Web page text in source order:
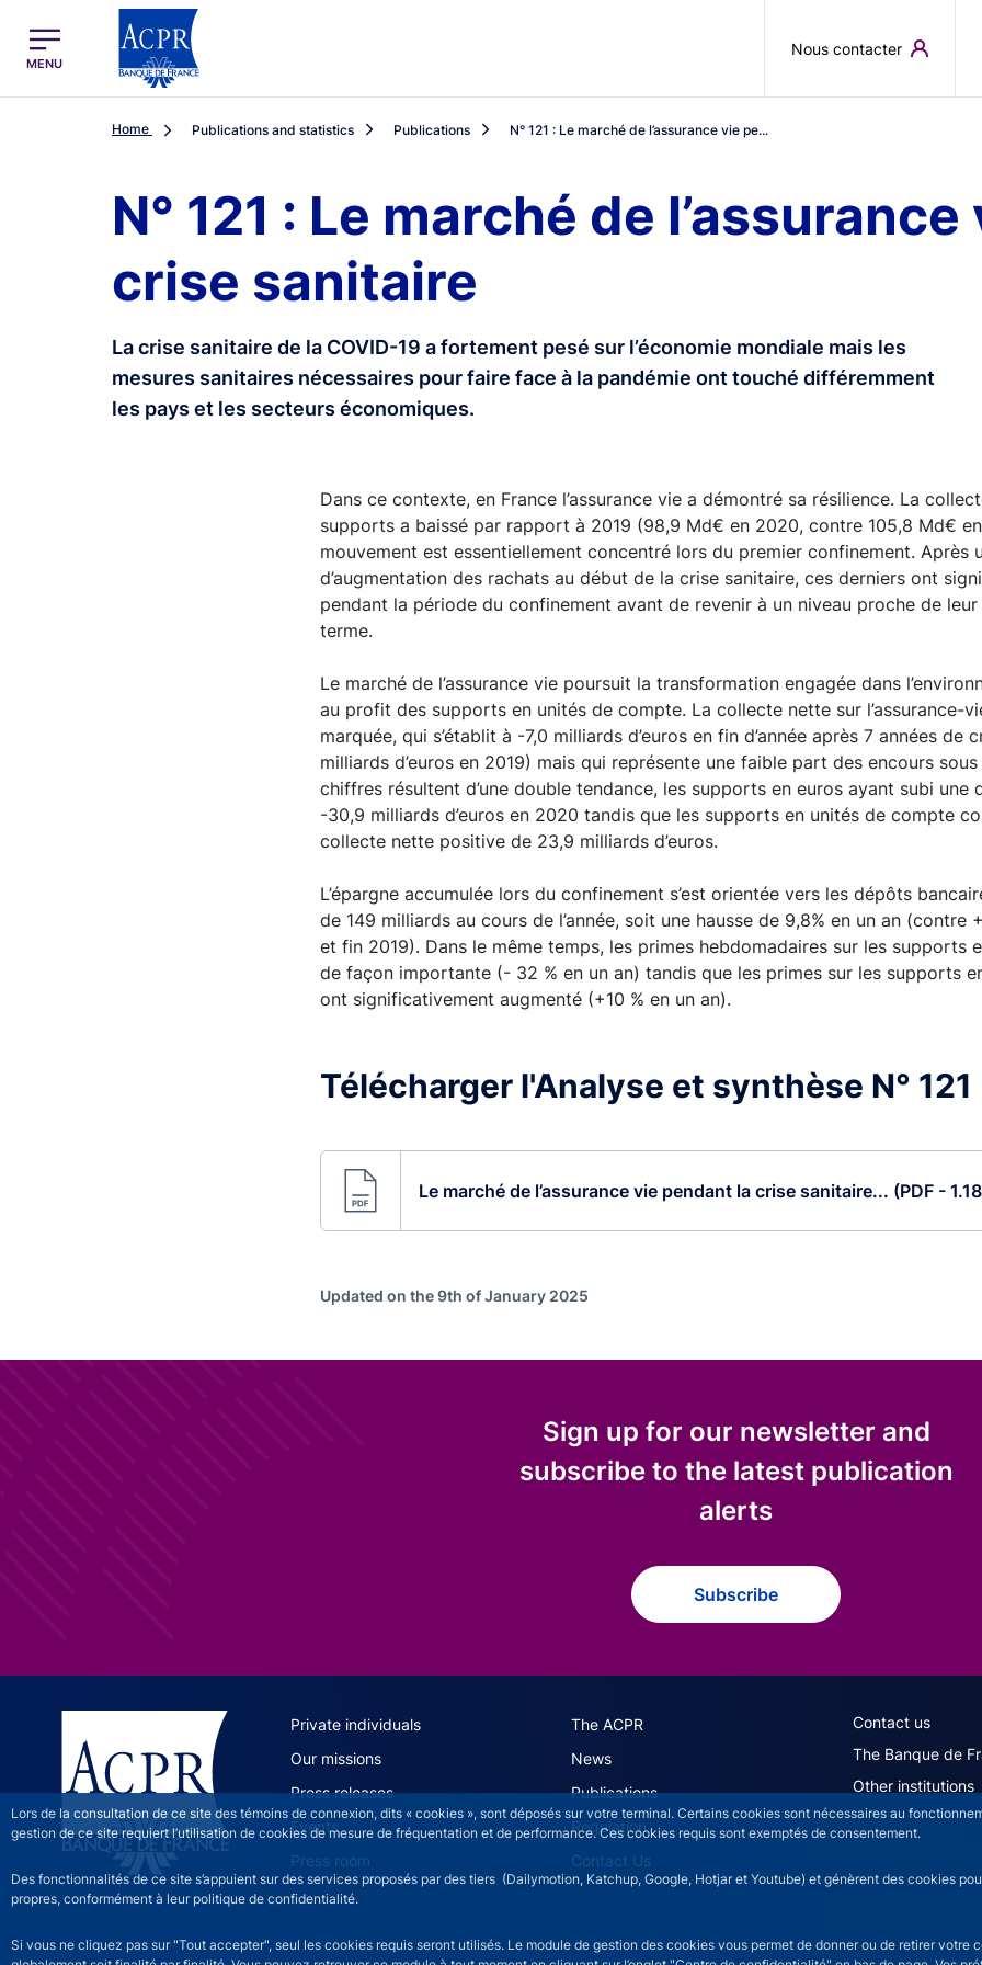
Lors de la consultation de ce site des témoins de connexion, dits « cookies », sont déposés sur votre terminal. Certains cookies sont nécessaires au
gestion de ce site requiert l’utilisation de cookies de mesure de fréquentation et de performance. Ces cookies requis sont exemptés de consentement.
Des fonctionnalités de ce site s’appuient sur des services proposés par des tiers (Dailymotion, Katchup, Google, Hotjar et Youtube) et génèrent des cookies
propres, conformément à leur politique de confidentialité.
Si vous ne cliquez pas sur "Tout accepter", seul les cookies requis seront utilisés. Le module de gestion des cookies vous permet de donner ou de retirer votre
ACPR Menu Principal (English)
MENU
Nous contacter
Home Publications and statistics Publications N° 121 : Le marché de l’assurance vie pe...
N° 121 : Le marché de
crise sanitaire
La crise sanitaire de la COVID-19 a fortement pesé sur l’économie mondiale mais les
mesures sanitaires nécessaires pour faire face à la pandémie ont touché différemment
les pays et les secteurs économiques.
Dans ce contexte, en France l’assurance vie a démontré sa résilience. La
supports a baissé par rapport à 2019 (98,9 Md€ en 2020, contre 105,8 Md€
mouvement est essentiellement concentré lors du premier confinement. Après
d’augmentation des rachats au début de la crise sanitaire, ces derniers ont
pendant la période du confinement avant de revenir à un niveau proche de
terme.
Le marché de l’assurance vie poursuit la transformation engagée dans
au profit des supports en unités de compte. La collecte nette sur l’assurance-
marquée, qui s’établit à -7,0 milliards d’euros en fin d’année après 7 années de
milliards d’euros en 2019) mais qui représente une faible part des encours
chiffres résultent d’une double tendance, les supports en euros ayant subi une
-30,9 milliards d’euros en 2020 tandis que les supports en unités de compte
collecte nette positive de 23,9 milliards d’euros.
L’épargne accumulée lors du confinement s’est orientée vers les dépôts
de 149 milliards au cours de l’année, soit une hausse de 9,8% en un an (contre
et fin 2019). Dans le même temps, les primes hebdomadaires sur les supports
de façon importante (- 32 % en un an) tandis que les primes sur les supports
ont significativement augmenté (+10 % en un an).
Télécharger l'Analyse et synthèse N° 121
Le marché de l’assurance vie pendant la crise sanitaire... (PDF -
Updated on the 9th of January 2025
Sign up for our newsletter and
subscribe to the latest publication
alerts
Subscribe
ACPR site navigation (English)
Private individuals
The ACPR
Our missions
News
Press releases
Publications
Events
Regulation
Press room
Contact Us
ACPR footer
Contact us
The Banque de
Other institutions